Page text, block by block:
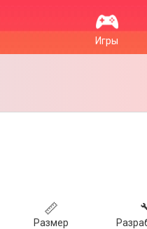
Игры
📏
Размер